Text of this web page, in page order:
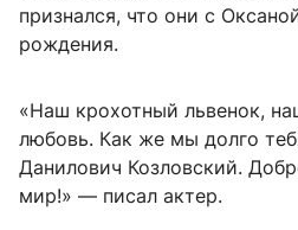
признался, что они с
рождения.
«Наш крохотный львенок,
любовь. Как же мы долго
Данилович Козловский.
мир!» — писал актер.